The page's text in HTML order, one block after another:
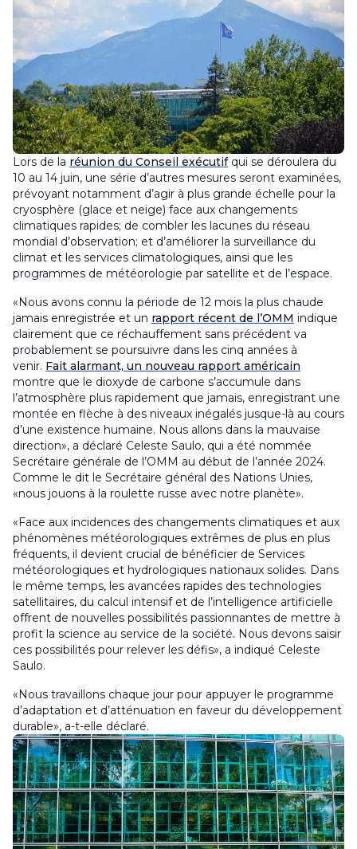
Lors de la réunion du Conseil exécutifqui se déroulera du
10 au 14 juin, une série d’autres mesures seront examinées,
prévoyant notamment d’agir à plus grande échelle pour la
cryosphère (glace et neige) face aux changements
climatiques rapides; de combler les lacunes du réseau
mondial d’observation; et d’améliorer la surveillance du
climat et les services climatologiques, ainsi que les
programmes de météorologie par satellite et de l’espace.
«Nous avons connu la période de 12 mois la plus chaude
jamais enregistrée et un rapport récent de l’OMM indique
clairement que ce réchauffement sans précédent va
probablement se poursuivre dans les cinq années à
venir. Fait alarmant, un nouveau rapport américain
montre que le dioxyde de carbone s’accumule dans
l’atmosphère plus rapidement que jamais, enregistrant une
montée en flèche à des niveaux inégalés jusque-là au cours
d’une existence humaine. Nous allons dans la mauvaise
direction», a déclaré Celeste Saulo, qui a été nommée
Secrétaire générale de l’OMM au début de l’année 2024.
Comme le dit le Secrétaire général des Nations Unies,
«nous jouons à la roulette russe avec notre planète».
«Face aux incidences des changements climatiques et aux
phénomènes météorologiques extrêmes de plus en plus
fréquents, il devient crucial de bénéficier de Services
météorologiques et hydrologiques nationaux solides. Dans
le même temps, les avancées rapides des technologies
satellitaires, du calcul intensif et de l’intelligence artificielle
offrent de nouvelles possibilités passionnantes de mettre à
profit la science au service de la société. Nous devons saisir
ces possibilités pour relever les défis», a indiqué Celeste
Saulo.
«Nous travaillons chaque jour pour appuyer le programme
d’adaptation et d’atténuation en faveur du développement
durable», a-t-elle déclaré.